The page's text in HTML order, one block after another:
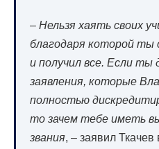
– Нельзя хаять своих
благодаря которой ты
и получил все. Если ты
заявления, которые
полностью
то зачем тебе иметь
звания, – заявил Ткачев